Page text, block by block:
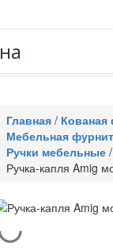
Главная / Кованая
Мебельная
Ручки мебельные /
Ручка-капля Amig